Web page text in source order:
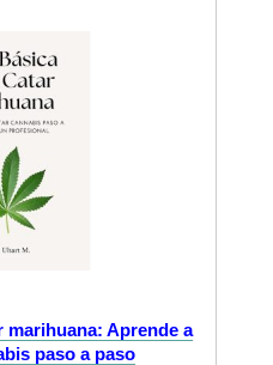
marihuana: Aprende a
paso a paso